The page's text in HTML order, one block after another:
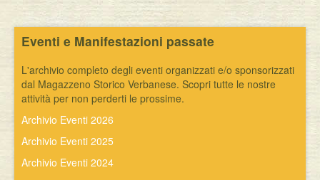
Eventi e Manifestazioni passate
L'archivio completo degli eventi organizzati e/o sponsorizzati
dal Magazzeno Storico Verbanese. Scopri tutte le nostre
attività per non perderti le prossime.
Archivio Eventi 2026
Archivio Eventi 2025
Archivio Eventi 2024